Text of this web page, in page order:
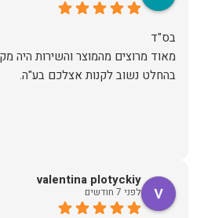
מאוד מרוצים מהמוצר והשירות היה
בהחלט נשוב לקנות אצלכם בע"ה.
valentina plotyckiy
לפני 7 חודשים